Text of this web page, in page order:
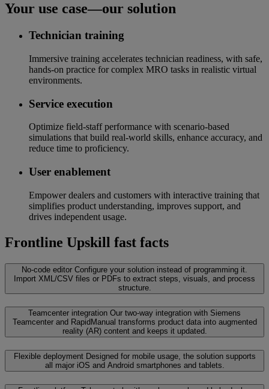
Your use case—our solution
Technician training
Immersive training accelerates technician readiness, with safe,
hands-on practice for complex MRO tasks in realistic virtual
environments.
Service execution
Optimize field-staff performance with scenario-based
simulations that build real-world skills, enhance accuracy, and
reduce time to proficiency.
User enablement
Empower dealers and customers with interactive training that
simplifies product understanding, improves support, and
drives independent usage.
Frontline Upskill fast facts
No-code editor Configure your solution instead of programming it.
Import XML/CSV files or PDFs to extract steps, visuals, and process
structure.
Teamcenter integration Our two-way integration with Siemens
Teamcenter and RapidManual transforms product data into augmented
reality (AR) content and keeps it updated.
Flexible deployment Designed for mobile usage, the solution supports
all major iOS and Android smartphones and tablets.